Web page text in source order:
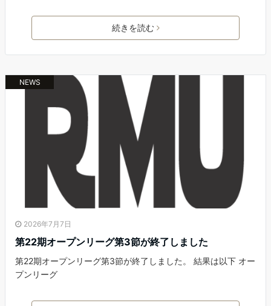
続きを読む
NEWS
2026年7月7日
第22期オープンリーグ第3節が終了しました
第22期オープンリーグ第3節が終了しました。 結果は以下 オー
プンリーグ